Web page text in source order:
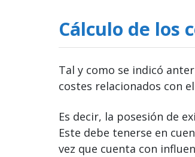
Cálculo de los
Tal y como se indicó
costes relacionados con
Es decir, la posesión de
Este debe tenerse en
vez que cuenta con